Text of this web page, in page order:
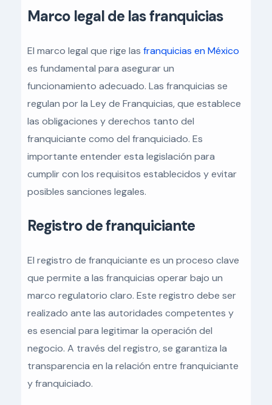
Marco legal de las franquicias
El marco legal que rige las franquicias en México
es fundamental para asegurar un
funcionamiento adecuado. Las franquicias se
regulan por la Ley de Franquicias, que establece
las obligaciones y derechos tanto del
franquiciante como del franquiciado. Es
importante entender esta legislación para
cumplir con los requisitos establecidos y evitar
posibles sanciones legales.
Registro de franquiciante
El registro de franquiciante es un proceso clave
que permite a las franquicias operar bajo un
marco regulatorio claro. Este registro debe ser
realizado ante las autoridades competentes y
es esencial para legitimar la operación del
negocio. A través del registro, se garantiza la
transparencia en la relación entre franquiciante
y franquiciado.